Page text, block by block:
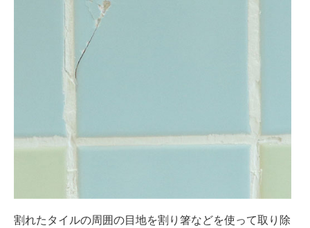
割れたタイルの周囲の目地を割り箸などを使って取り除